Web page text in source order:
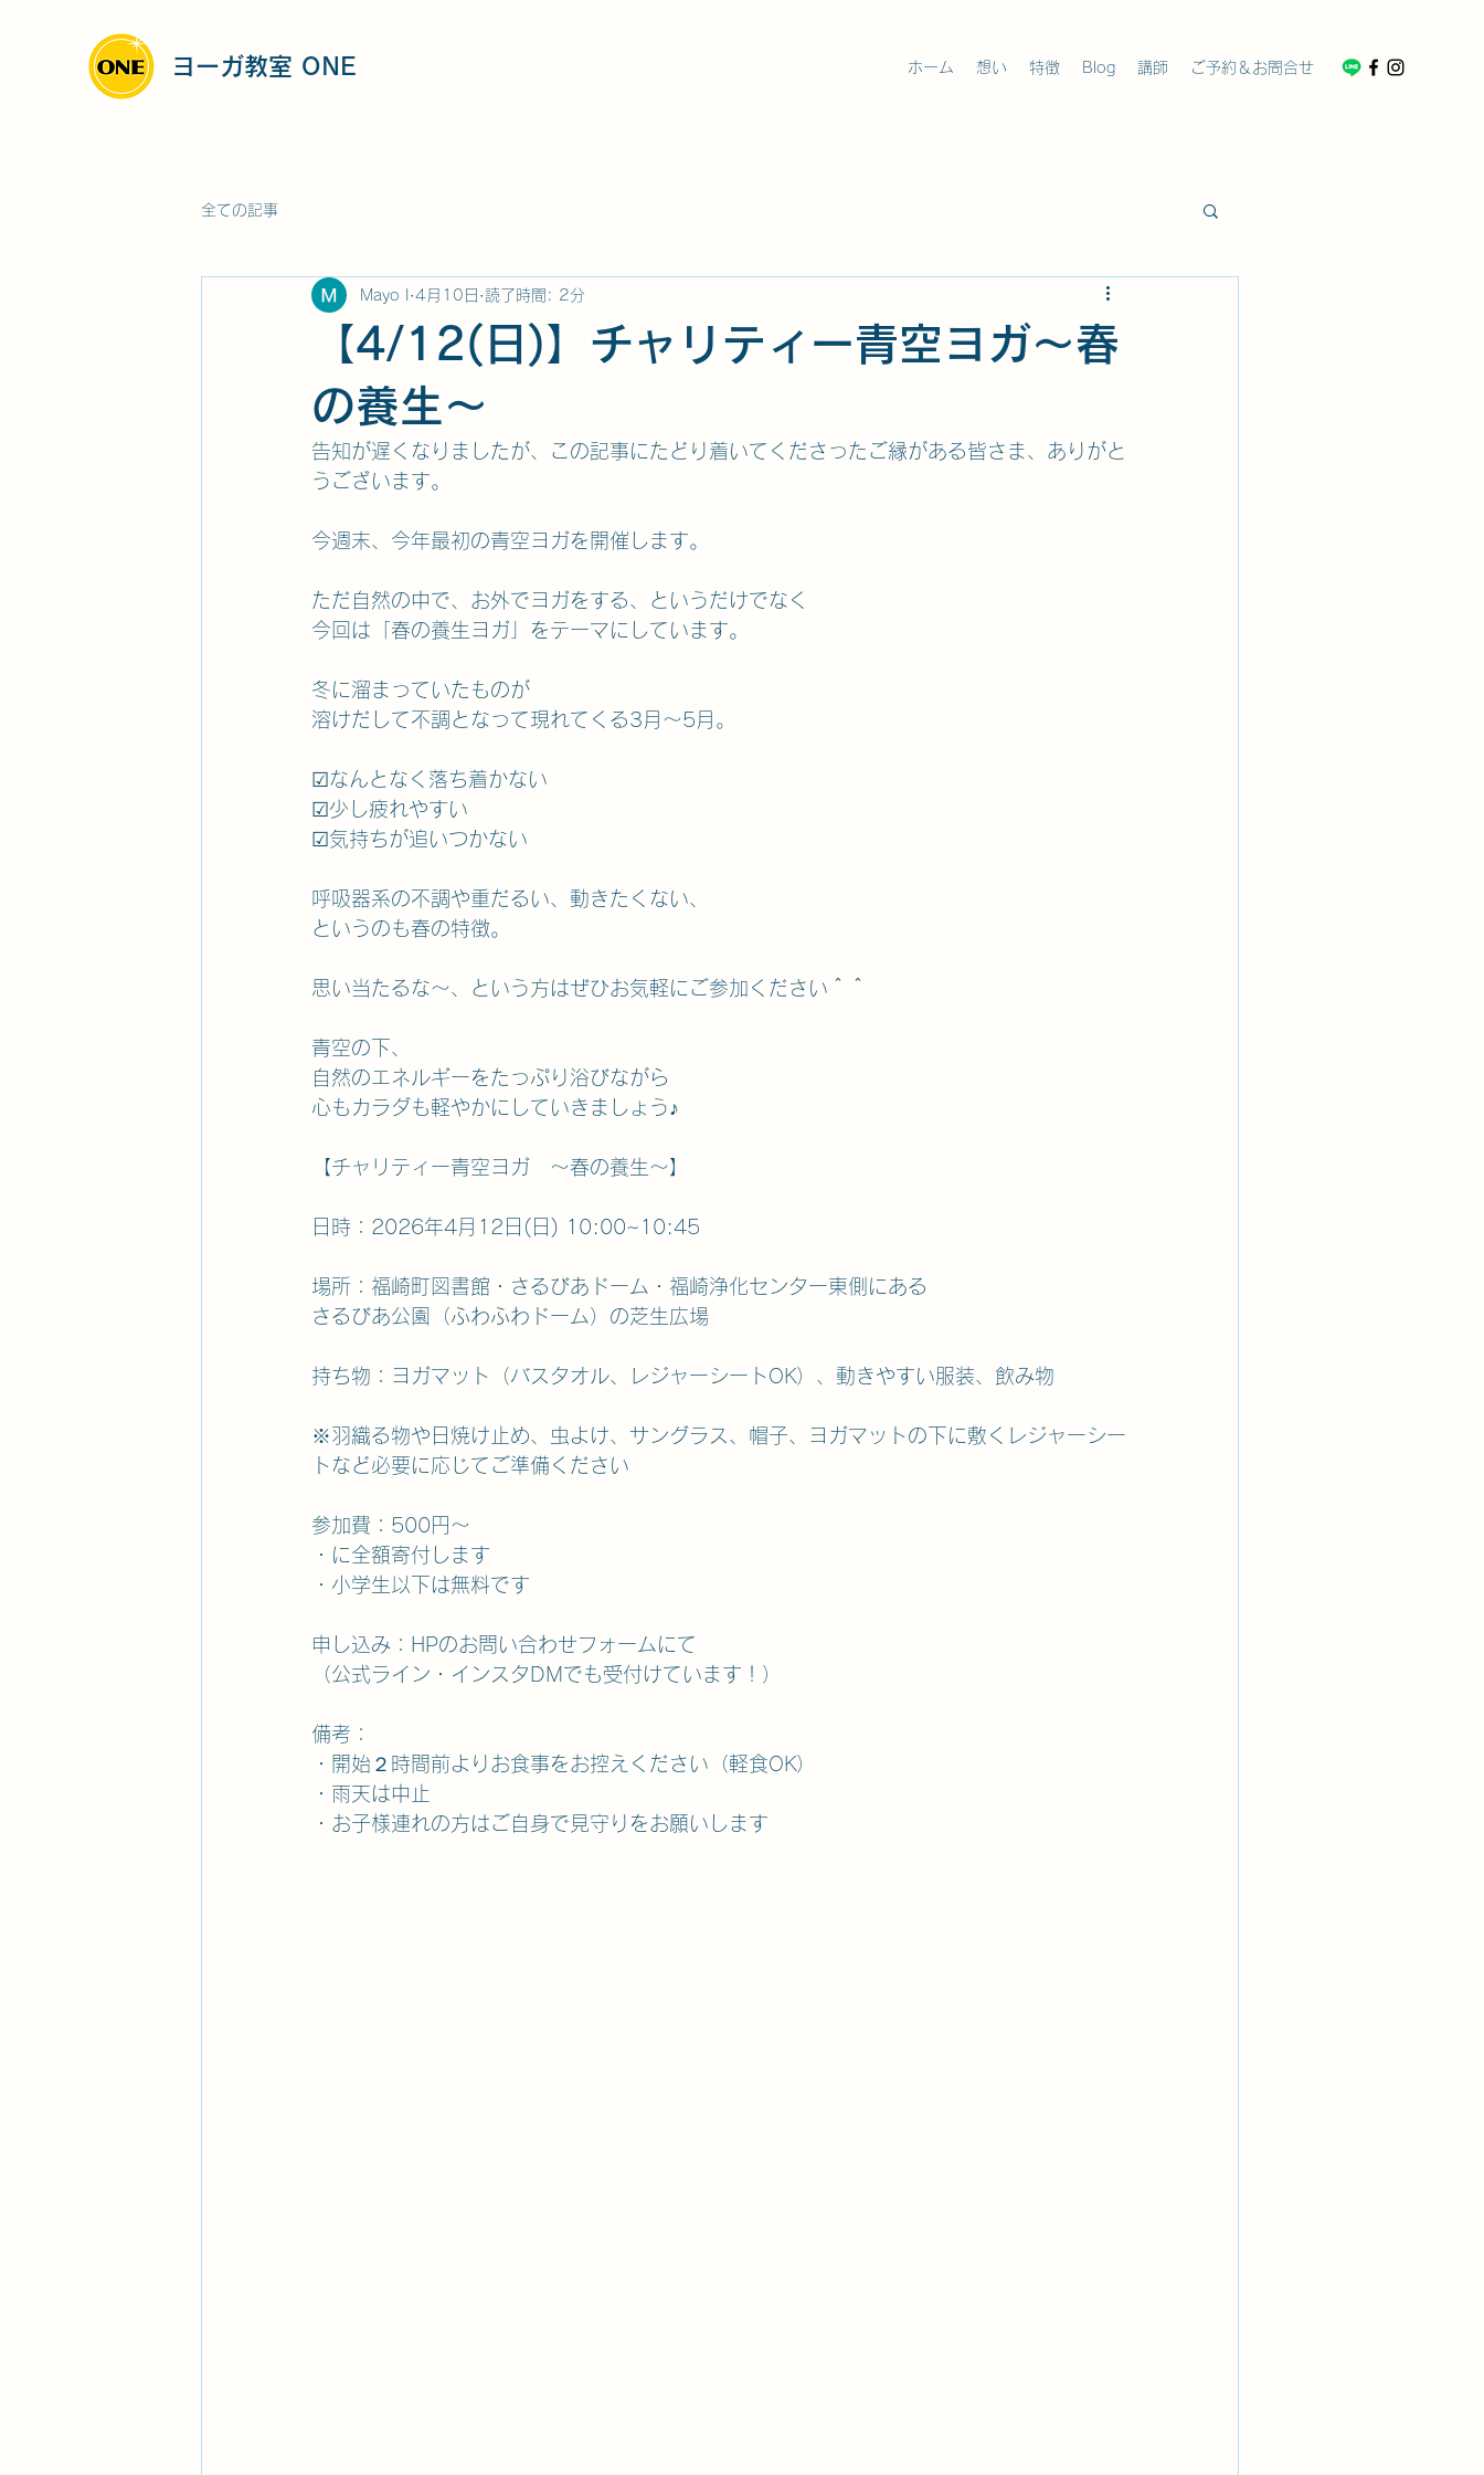
ヨーガ教室 ONE ホーム 想い 特徴 Blog 講師 ご予約＆お問合せ
全ての記事
【4/12(日)】チャリティー青空ヨガ～春
の養生～
Mayo I 4月10日 読了時間: 2分
告知が遅くなりましたが、この記事にたどり着いてくださったご縁がある皆さま、ありがと
うございます。
今週末、今年最初の青空ヨガを開催します。
ただ自然の中で、お外でヨガをする、というだけでなく
今回は「春の養生ヨガ」をテーマにしています。
冬に溜まっていたものが
溶けだして不調となって現れてくる3月～5月。
☑なんとなく落ち着かない
☑少し疲れやすい
☑気持ちが追いつかない
呼吸器系の不調や重だるい、動きたくない、
というのも春の特徴。
思い当たるな～、という方はぜひお気軽にご参加ください＾＾
青空の下、
自然のエネルギーをたっぷり浴びながら
心もカラダも軽やかにしていきましょう♪
【チャリティー青空ヨガ　～春の養生～】
日時：2026年4月12日(日) 10:00~10:45
場所：福崎町図書館・さるびあドーム・福崎浄化センター東側にある
さるびあ公園（ふわふわドーム）の芝生広場
持ち物：ヨガマット（バスタオル、レジャーシートOK）、動きやすい服装、飲み物
※羽織る物や日焼け止め、虫よけ、サングラス、帽子、ヨガマットの下に敷くレジャーシー
トなど必要に応じてご準備ください
参加費：500円～
・に全額寄付します
・小学生以下は無料です
申し込み：HPのお問い合わせフォームにて
（公式ライン・インスタDMでも受付けています！）
備考：
・開始２時間前よりお食事をお控えください（軽食OK）
・雨天は中止
・お子様連れの方はご自身で見守りをお願いします